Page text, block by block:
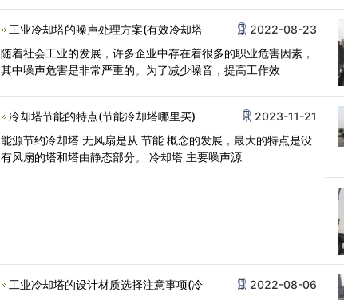
工业冷却塔的噪声处理方案(有效冷却塔
2022-08-23
随着社会工业的发展，许多企业中存在着很多的职业危害因素，
其中噪声危害是非常严重的。为了减少噪音，提高工作效
冷却塔节能的特点(节能冷却塔哪里买)
2023-11-21
能源节约冷却塔 无风扇是从 节能 概念的发展，最大的特点是没
有风扇的塔和塔由静态部分。 冷却塔 主要噪声源
工业冷却塔的设计材质选择注意事项(冷
2022-08-06